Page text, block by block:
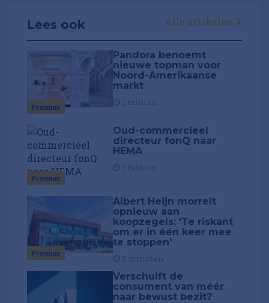
Lees ook Alle artikelen
Premium
Pandora benoemt
nieuwe topman voor
Noord-Amerikaanse
markt
Premium
Oud-commercieel
directeur fonQ naar
HEMA
Premium
Albert Heijn morrelt
opnieuw aan
koopzegels: 'Te riskant
om er in één keer mee
te stoppen'
Verschuift de
consument van méér
naar bewust bezit?